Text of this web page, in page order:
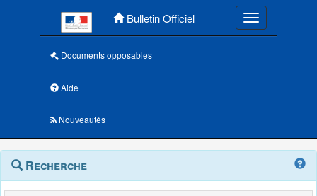
Bulletin Officiel Toggle
Documents opposables
Aide
Nouveautés
Navigation
outils
Menu
contextuel
Recherche